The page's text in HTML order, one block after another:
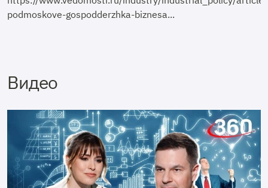
podmoskove-gospodderzhka-biznesa...
Видео